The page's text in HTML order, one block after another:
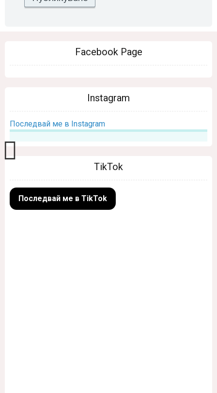
Facebook Page
Instagram
Последвай ме в Instagram
TikTok
Последвай ме в TikTok